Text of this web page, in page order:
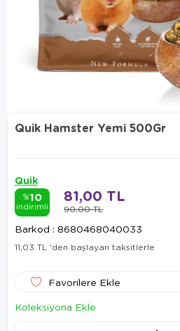
Quik Hamster Yemi 500Gr
Quik
%10
indirimli 90,00 TL
81,00 TL
Barkod : 8680468040033
11,03 TL 'den başlayan taksitlerle
Favorilere Ekle
Koleksiyona Ekle